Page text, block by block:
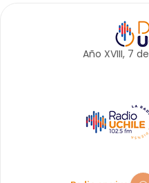
Año XVIII, 7 de